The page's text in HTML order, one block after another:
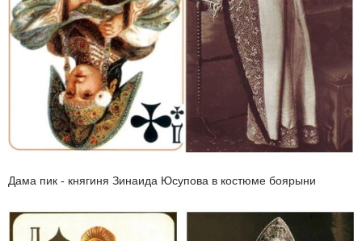
Дама пик - княгиня Зинаида Юсупова в костюме боярыни